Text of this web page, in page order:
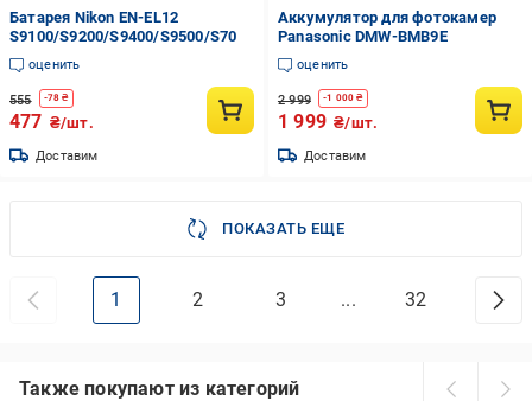
Батарея Nikon EN-EL12
S9100/S9200/S9400/S9500/S70
оценить
555 -78 ₴
477 ₴/шт.
Доставим
Аккумулятор для фотокамер
Panasonic DMW-BMB9E
оценить
2 999 -1 000 ₴
1 999 ₴/шт.
Доставим
ПОКАЗАТЬ ЕЩЕ
1 2 3 ... 32
Также покупают из категорий